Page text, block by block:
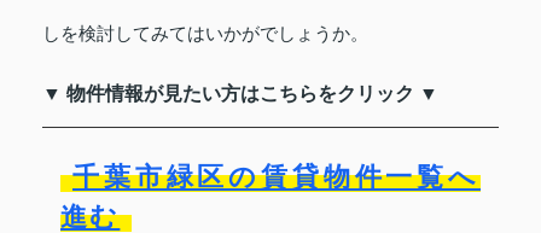
しを検討してみてはいかがでしょうか。
▼ 物件情報が見たい方はこちらをクリック ▼
千葉市緑区の賃貸物件一覧へ
進む